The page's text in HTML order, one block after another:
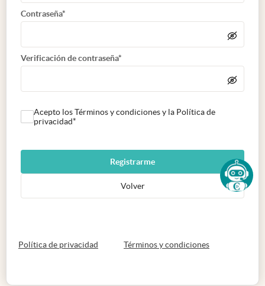
Contraseña*
Verificación de contraseña*
Acepto los Términos y condiciones y la Política de
privacidad*
Registrarme
Volver
Política de privacidad abre en nueva pestaña
Términos y condicionesabre en nueva